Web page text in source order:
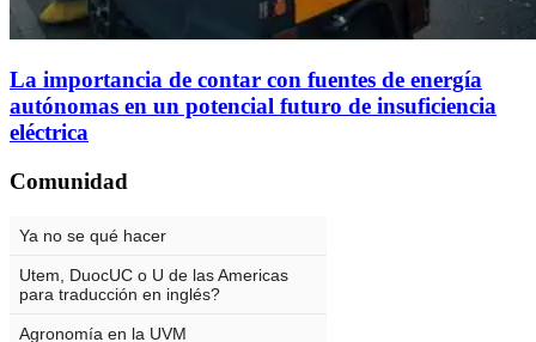
La importancia de contar con fuentes de energía
autónomas en un potencial futuro de insuficiencia
eléctrica
Comunidad